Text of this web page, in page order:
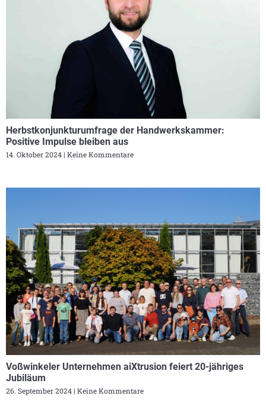
Herbstkonjunkturumfrage der Handwerkskammer:
Positive Impulse bleiben aus
14. Oktober 2024 Keine Kommentare
Voßwinkeler Unternehmen aiXtrusion feiert 20-jähriges
Jubiläum
26. September 2024 Keine Kommentare